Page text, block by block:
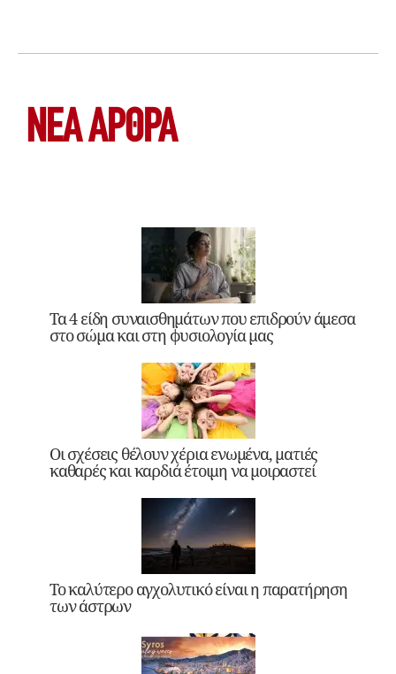
ΝΕΑ ΆΡΘΡΑ
Τα 4 είδη συναισθημάτων που επιδρούν άμεσα
στο σώμα και στη φυσιολογία μας
Οι σχέσεις θέλουν χέρια ενωμένα, ματιές
καθαρές και καρδιά έτοιμη να μοιραστεί
Το καλύτερο αγχολυτικό είναι η παρατήρηση
των άστρων